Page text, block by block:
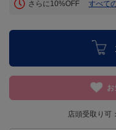
さらに10%OFF すべて
店頭受取り可：